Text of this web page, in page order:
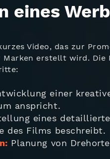
eines
Video, das zur
Marken erstellt wird. Die
einer
anspricht.
eines
des Films beschreibt.
Planung von